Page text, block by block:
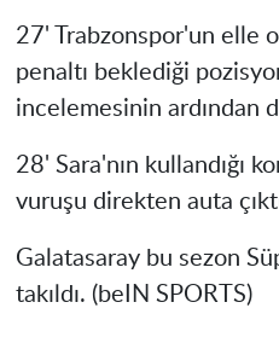
27' Trabzonspor'un elle
penaltı beklediği
incelemesinin ardından
28' Sara'nın kullandığı
vuruşu direkten auta
Galatasaray bu sezon
takıldı. (beIN SPORTS)